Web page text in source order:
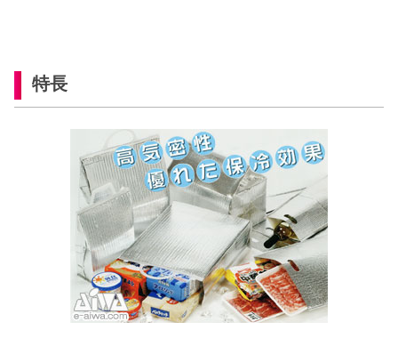
特長